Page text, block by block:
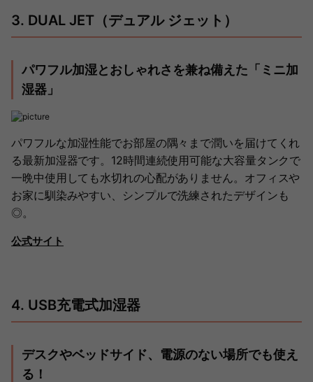
3. DUAL JET（デュアル ジェット）
パワフル加湿とおしゃれさを兼ね備えた「ミニ加
湿器」
パワフルな加湿性能でお部屋の隅々まで潤いを届けてくれ
る最新加湿器です。12時間連続使用可能な大容量タンクで
一晩中使用しても水切れの心配がありません。オフィスや
お家に馴染みやすい、シンプルで洗練されたデザインも
◎。
公式サイト
4. USB充電式加湿器
デスクやベッドサイド、電源のない場所でも使え
る！